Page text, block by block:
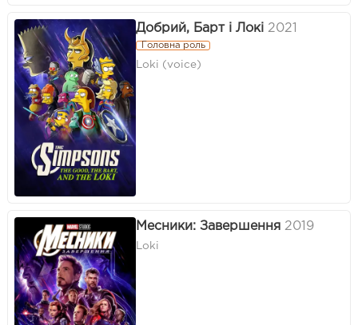
Добрий, Барт і Локі 2021
Головна роль
Loki (voice)
Месники: Завершення 2019
Loki